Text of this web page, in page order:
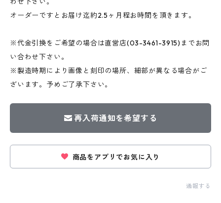
オーダーですとお届け迄約2.5ヶ月程お時間を頂きます。
※代金引換をご希望の場合は直営店(03-3461-3915)までお問
い合わせ下さい。
※製造時期により画像と刻印の場所、細部が異なる場合がご
ざいます。予めご了承下さい。
再入荷通知を希望する
商品をアプリでお気に入り
通報する